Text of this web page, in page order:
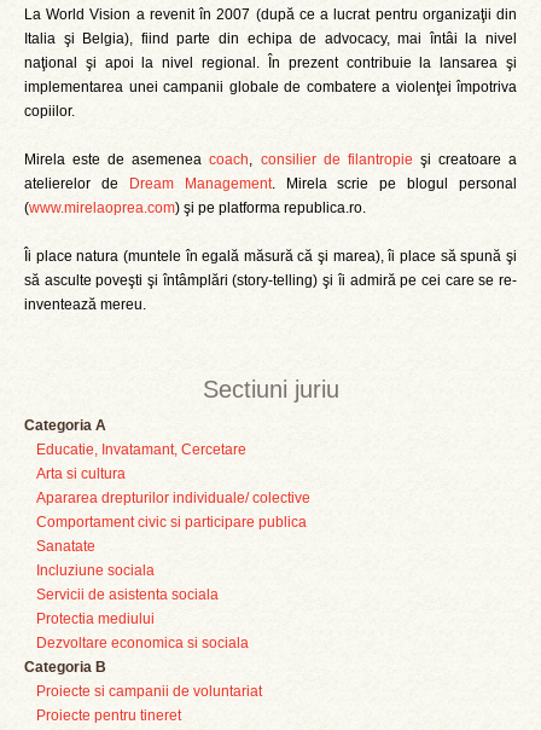
Sectiuni juriu
Categoria A
Educatie, Invatamant, Cercetare
Arta si cultura
Apararea drepturilor individuale/ colective
Comportament civic si participare publica
Sanatate
Incluziune sociala
Servicii de asistenta sociala
Protectia mediului
Dezvoltare economica si sociala
Categoria B
Proiecte si campanii de voluntariat
Proiecte pentru tineret
La World Vision a revenit în 2007 (după ce a lucrat pentru organizaţii din
Italia şi Belgia), fiind parte din echipa de advocacy, mai întâi la nivel
naţional şi apoi la nivel regional. În prezent contribuie la lansarea şi
implementarea unei campanii globale de combatere a violenţei împotriva
copiilor.
Mirela este de asemeneacoach, consilier de filantropie şi creatoare a
atelierelor de
Dream Management. Mirela scrie pe blogul personal
(www.mirelaoprea.com) şi pe platforma republica.ro.
Îi place natura (muntele în egală măsură că şi marea), îi place să spună şi
să asculte poveşti şi întâmplări (story-telling) şi îi admiră pe cei care se re-
inventează mereu.